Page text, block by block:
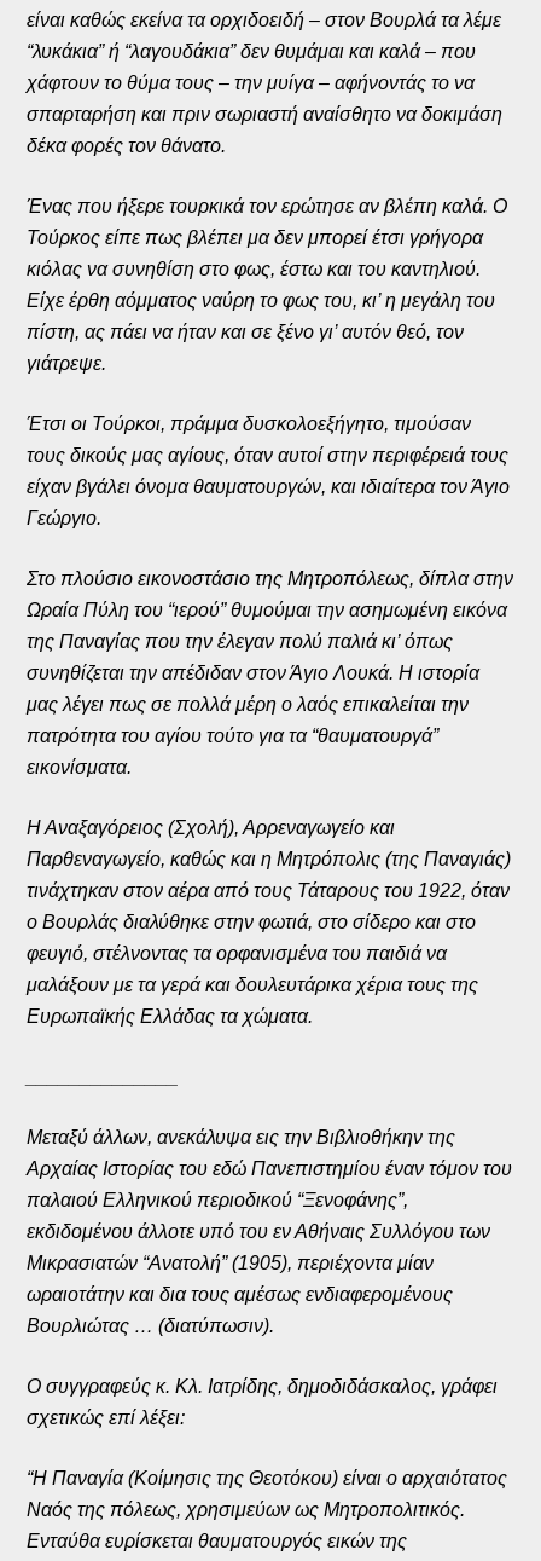
είναι καθώς εκείνα τα ορχιδοειδή – στον Βουρλά τα λέμε
“λυκάκια” ή “λαγουδάκια” δεν θυμάμαι και καλά – που
χάφτουν το θύμα τους – την μυίγα – αφήνοντάς το να
σπαρταρήση και πριν σωριαστή αναίσθητο να δοκιμάση
δέκα φορές τον θάνατο.
Ένας που ήξερε τουρκικά τον ερώτησε αν βλέπη καλά. Ο
Τούρκος είπε πως βλέπει μα δεν μπορεί έτσι γρήγορα
κιόλας να συνηθίση στο φως, έστω και του καντηλιού.
Είχε έρθη αόμματος ναύρη το φως του, κι’ η μεγάλη του
πίστη, ας πάει να ήταν και σε ξένο γι’ αυτόν θεό, τον
γιάτρεψε.
Έτσι οι Τούρκοι, πράμμα δυσκολοεξήγητο, τιμούσαν
τους δικούς μας αγίους, όταν αυτοί στην περιφέρειά τους
είχαν βγάλει όνομα θαυματουργών, και ιδιαίτερα τον Άγιο
Γεώργιο.
Στο πλούσιο εικονοστάσιο της Μητροπόλεως, δίπλα στην
Ωραία Πύλη του “ιερού” θυμούμαι την ασημωμένη εικόνα
της Παναγίας που την έλεγαν πολύ παλιά κι’ όπως
συνηθίζεται την απέδιδαν στον Άγιο Λουκά. Η ιστορία
μας λέγει πως σε πολλά μέρη ο λαός επικαλείται την
πατρότητα του αγίου τούτο για τα “θαυματουργά”
εικονίσματα.
Η Αναξαγόρειος (Σχολή), Αρρεναγωγείο και
Παρθεναγωγείο, καθώς και η Μητρόπολις (της Παναγιάς)
τινάχτηκαν στον αέρα από τους Τάταρους του 1922, όταν
ο Βουρλάς διαλύθηκε στην φωτιά, στο σίδερο και στο
φευγιό, στέλνοντας τα ορφανισμένα του παιδιά να
μαλάξουν με τα γερά και δουλευτάρικα χέρια τους της
Ευρωπαϊκής Ελλάδας τα χώματα.
Μεταξύ άλλων, ανεκάλυψα εις την Βιβλιοθήκην της
Αρχαίας Ιστορίας του εδώ Πανεπιστημίου έναν τόμον του
παλαιού Ελληνικού περιοδικού “Ξενοφάνης”,
εκδιδομένου άλλοτε υπό του εν Αθήναις Συλλόγου των
Μικρασιατών “Ανατολή” (1905), περιέχοντα μίαν
ωραιοτάτην και δια τους αμέσως ενδιαφερομένους
Βουρλιώτας … (διατύπωσιν).
Ο συγγραφεύς κ. Κλ. Ιατρίδης, δημοδιδάσκαλος, γράφει
σχετικώς επί λέξει:
“Η Παναγία (Κοίμησις της Θεοτόκου) είναι ο αρχαιότατος
Ναός της πόλεως, χρησιμεύων ως Μητροπολιτικός.
Ενταύθα ευρίσκεται θαυματουργός εικών της